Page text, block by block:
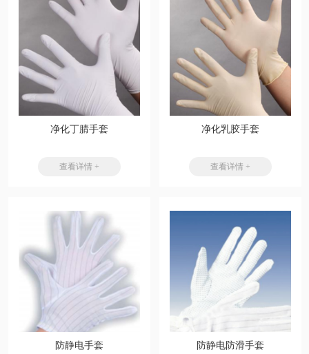
净化丁腈手套
查看详情 +
净化乳胶手套
查看详情 +
防静电手套 防静电防滑手套